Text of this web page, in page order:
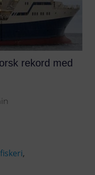
rekord med
,